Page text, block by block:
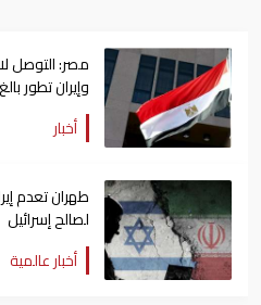
مصر: التوصل
وإيران تطور
أخبار
طهران تعدم
لصالح إسرائيل
أخبار عالمية